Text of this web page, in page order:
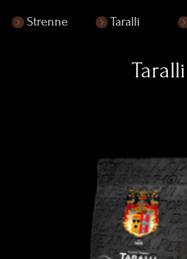
Strenne Taralli
Taralli